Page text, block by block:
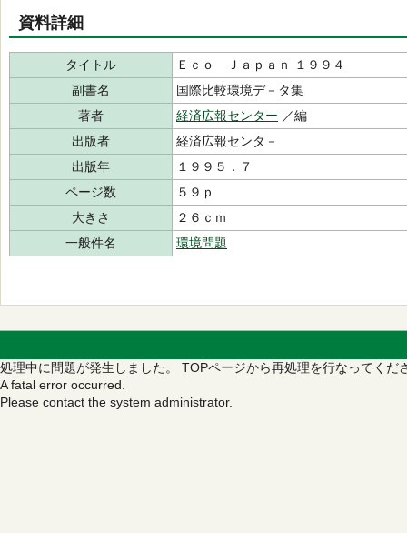
資料詳細
タイトル
Ｅｃｏ Ｊａｐａｎ １９９４
副書名
国際比較環境デ－タ集
著者
経済広報センター ／編
出版者
経済広報センタ－
出版年
１９９５．７
ページ数
５９ｐ
大きさ
２６ｃｍ
一般件名
環境問題
処理中に問題が発生しました。 TOPページから再処理を行なってくだ
A fatal error occurred.
Please contact the system administrator.